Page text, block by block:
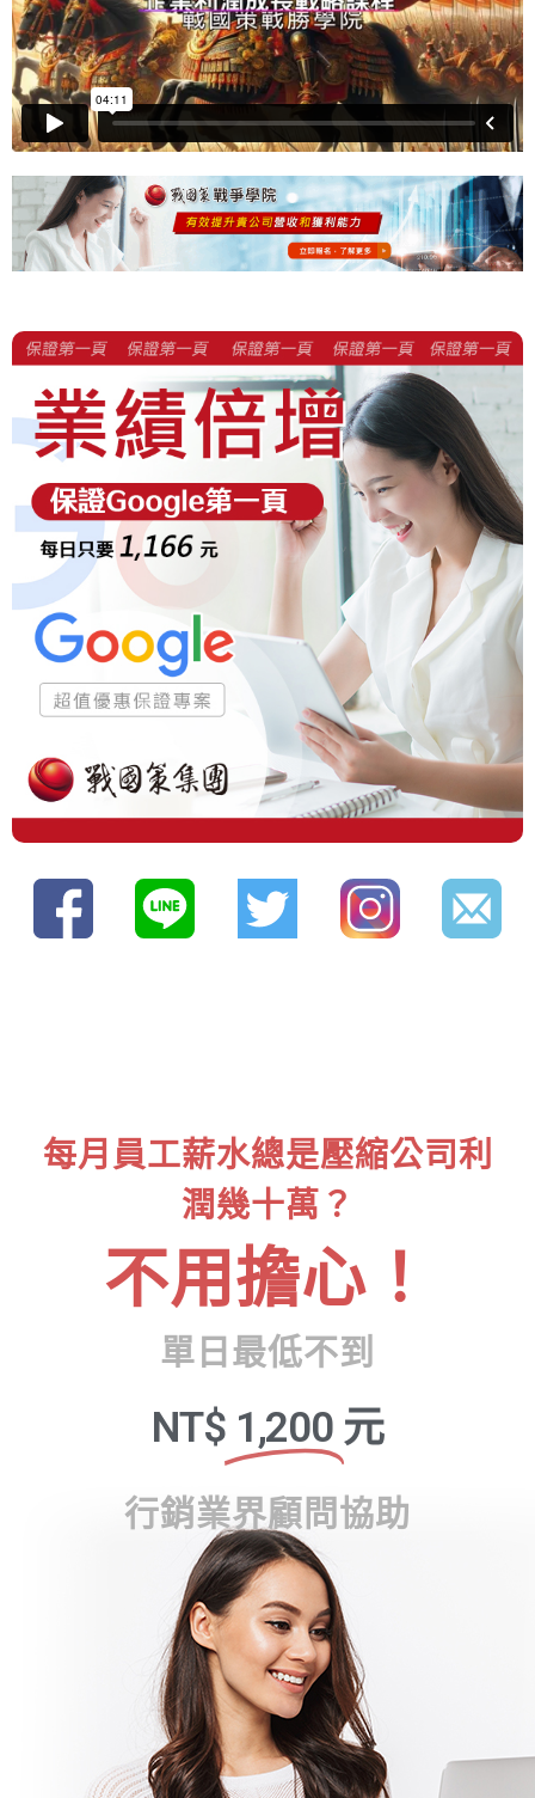
每月員工薪水總是壓縮公司利
潤幾十萬？
不用擔心！
單日最低不到
NT$ 1,200 元
行銷業界顧問協助